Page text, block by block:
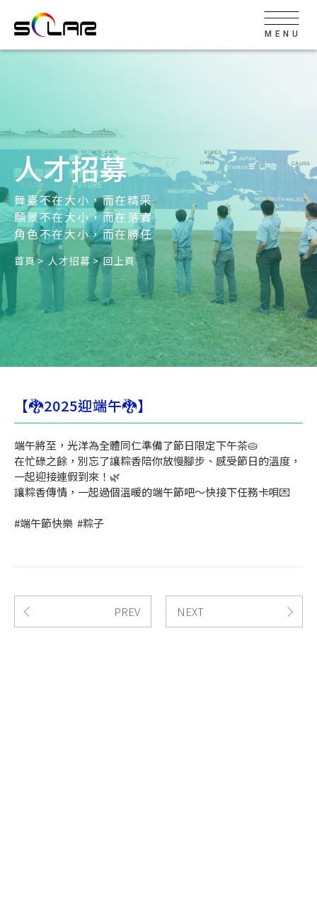
人才招募
舞臺不在大小，而在精采
願景不在大小，而在落實
角色不在大小，而在勝任
首頁 人才招募 回上頁
【🐉2025迎端午🐉】
端午將至，光洋為全體同仁準備了節日限定下午茶🥧
在忙碌之餘，別忘了讓粽香陪你放慢腳步、感受節日的溫度，
一起迎接連假到來！🌿
讓粽香傳情，一起過個溫暖的端午節吧～快接下任務卡唄💌
#端午節快樂 #粽子
PREV NEXT
MENU